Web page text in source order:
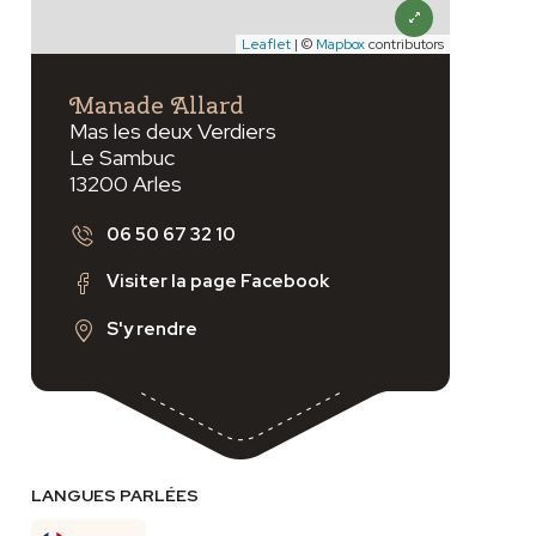
Leaflet | © Mapboxcontributors
Manade Allard
Mas les deux Verdiers
Le Sambuc
13200 Arles
06 50 67 32 10
Visiter la page Facebook
S'y rendre
LANGUES PARLÉES